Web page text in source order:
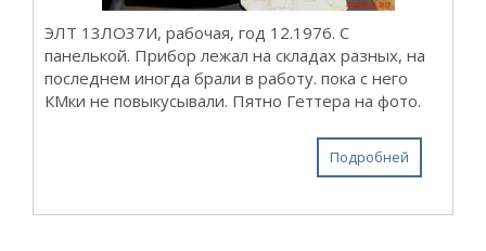
ЭЛТ 13ЛО37И, рабочая, год 12.1976. С
панелькой. Прибор лежал на складах разных, на
последнем иногда брали в работу. пока с него
КМки не повыкусывали. Пятно Геттера на фото.
Подробней